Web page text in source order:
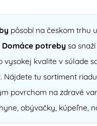
pôsobí na českom trhu
Domáce potrebysa
vysokej kvalite v súlade
Nájdete tu sortiment
povrchom na zdravé
obývačky, kúpeľne,